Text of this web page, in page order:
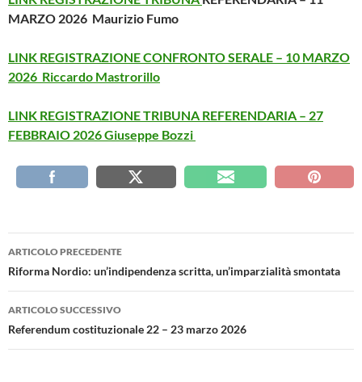
MARZO 2026 Maurizio Fumo
LINK REGISTRAZIONE CONFRONTO SERALE – 10 MARZO
2026 Riccardo Mastrorillo
LINK REGISTRAZIONE TRIBUNA REFERENDARIA – 27
FEBBRAIO 2026 Giuseppe Bozzi
Navigazione
articolo
ARTICOLO PRECEDENTE
Riforma Nordio: un’indipendenza scritta, un’imparzialità smontata
ARTICOLO SUCCESSIVO
Referendum costituzionale 22 – 23 marzo 2026